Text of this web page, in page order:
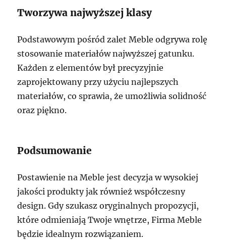
Tworzywa najwyższej klasy
Podstawowym pośród zalet Meble odgrywa rolę
stosowanie materiałów najwyższej gatunku.
Każden z elementów był precyzyjnie
zaprojektowany przy użyciu najlepszych
materiałów, co sprawia, że umożliwia solidność
oraz piękno.
Podsumowanie
Postawienie na Meble jest decyzja w wysokiej
jakości produkty jak również współczesny
design. Gdy szukasz oryginalnych propozycji,
które odmieniają Twoje wnętrze, Firma Meble
będzie idealnym rozwiązaniem.